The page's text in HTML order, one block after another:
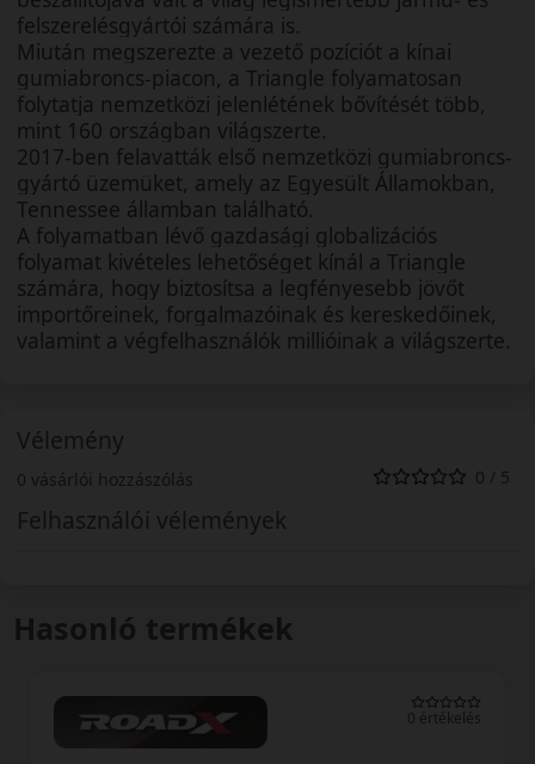
felszerelésgyártói számára is.
Miután megszerezte a vezető pozíciót a kínai
gumiabroncs-piacon, a Triangle folyamatosan
folytatja nemzetközi jelenlétének bővítését több,
mint 160 országban világszerte.
2017-ben felavatták első nemzetközi gumiabroncs-
gyártó üzemüket, amely az Egyesült Államokban,
Tennessee államban található.
A folyamatban lévő gazdasági globalizációs
folyamat kivételes lehetőséget kínál a Triangle
számára, hogy biztosítsa a legfényesebb jövőt
importőreinek, forgalmazóinak és kereskedőinek,
valamint a végfelhasználók millióinak a világszerte.
Vélemény
0 vásárlói hozzászólás 0 / 5
Felhasználói vélemények
Hasonló termékek
0 értékelés